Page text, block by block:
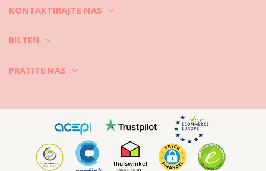
KONTAKTIRAJTE NAS
BILTEN
PRATITE NAS